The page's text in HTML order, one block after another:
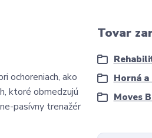
ochoreniach, ako
ktoré obmedzujú
pasívny trenažér
Tovar
Horná
Moves